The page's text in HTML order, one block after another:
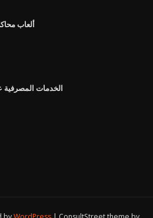
ألعاب
الخدمات المصرفية